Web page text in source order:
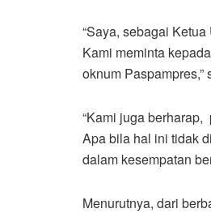
“Saya, sebagai
Kami meminta
oknum Paspampres,”
“Kami juga
Apa bila hal ini tidak
dalam kesempatan
Menurutnya, dari